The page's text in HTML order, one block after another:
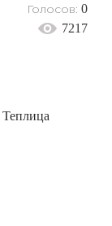
Теплица
Голосов: 0
7217